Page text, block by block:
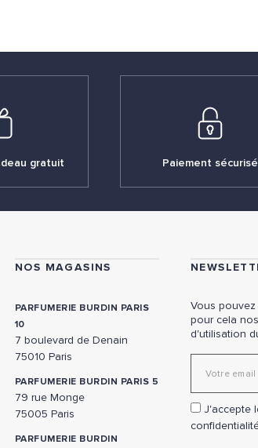
gratuit Paiement sécurisé
NOS MAGASINS
PARFUMERIE BURDIN PARIS
10
7 boulevard de Denain
75010 Paris
PARFUMERIE BURDIN PARIS 5
79 rue Monge
75005 Paris
PARFUMERIE BURDIN
Vous
pour cela
d'utilisation
J'accepte